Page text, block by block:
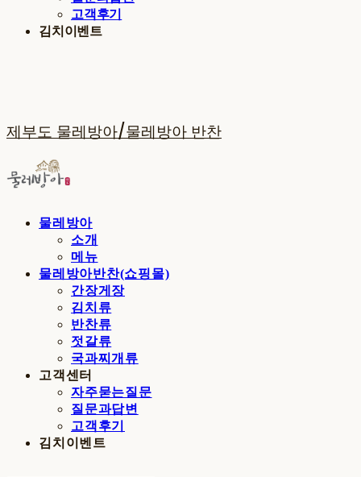
고객후기
김치이벤트
제부도 물레방아/물레방아 반찬
물레방아
소개
메뉴
물레방아반찬(쇼핑몰)
간장게장
김치류
반찬류
젓갈류
국과찌개류
고객센터
자주묻는질문
질문과답변
고객후기
김치이벤트